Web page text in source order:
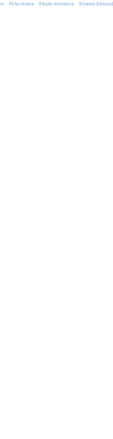
Ficha técnica Edição electrónica Estatuto Editorial